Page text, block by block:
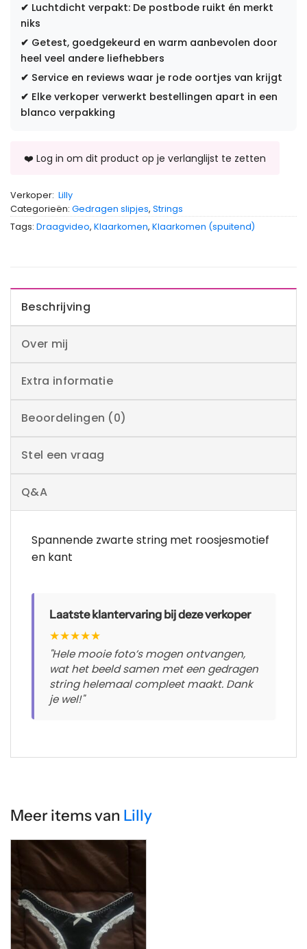
✔ Luchtdicht verpakt: De postbode ruikt én merkt
niks
✔ Getest, goedgekeurd en warm aanbevolen door
heel veel andere liefhebbers
✔ Service en reviews waar je rode oortjes van krijgt
✔ Elke verkoper verwerkt bestellingen apart in een
blanco verpakking
Verkoper: Lilly
Categorieën: Gedragen slipjes, Strings
Tags: Draagvideo, Klaarkomen, Klaarkomen (spuitend)
Beschrijving
Over mij
Extra informatie
Beoordelingen (0)
Stel een vraag
Q&A
Spannende zwarte string met roosjesmotief
en kant
Laatste klantervaring bij deze verkoper
★★★★★
"Hele mooie foto’s mogen ontvangen,
wat het beeld samen met een gedragen
string helemaal compleet maakt. Dank
je wel!"
Meer items van Lilly